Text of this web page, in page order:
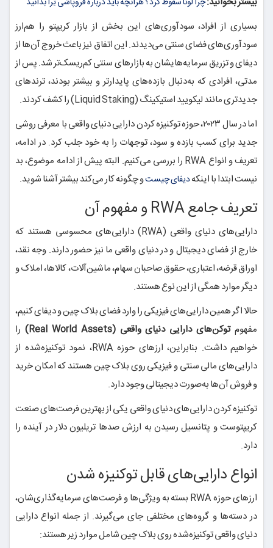
بسیاری از افراد، سودآوری‌های این بخش از بازار کریپتو را هم‌ارز
سودآوری‌های فضای سنتی می‌دیدند. این اتفاق نیز باعث خروج آن‌ها از
دیفای و تزریق سرمایه‌هایشان به بازارهای سنتی کم‌ریسک‌تر شد. پس از
مدتی، افرادی که به‌دنبال بازده‌های پایدارتر و بیشتر بودند، ترندهای
جدیدتری مانند لیکویید استیکینگ (Liquid Staking) را کشف کردند.
اما در سال ۲۰۲۳، حوزه توکنیزه کردن دارایی دنیای واقعی با معرفی روشی
جدید برای کسب بازده و سود، توجهات را به خود جلب کرد. در ادامه،
تعریف و انواع RWA را بررسی می‌کنیم. البته پیش از ادامه موضوع، بد
نیست ابتدا با اینکهدیفای چیستو چگونه کار می‌کند بیشتر آشنا شوید.
تعریف جامع RWA و مفهوم آن
دارایی‌های دنیای واقعی (RWA) دارایی‌های محسوسی هستند که
خارج از فضای دیجیتال و در دنیای واقعی ما نیز حضور دارند. وجه نقد،
اوراق قرضه، اعتباری، حقوق صاحبان سهام، ماشین‌آلات، کالاها، املاک و
دیگر موارد همگی از این نوع هستند.
حالا اگر همین دارایی‌های فیزیکی را وارد فضای بلاک چین و دیفای کنیم،
مفهومتوکن‌های دارایی دنیای واقعی (Real World Assets)
را
خواهیم داشت. بنابراین، ارزهای حوزه RWA، نمود توکنیزه‌شده از
دارایی‌های مالی سنتی و فیزیکی روی بلاک چین هستند که امکان خرید
و فروش آن‌ها به‌صورت دیجیتالی وجود دارد.
توکنیزه کردن دارایی‌های دنیای واقعی یکی از بهترین فرصت‌های صنعت
کریپتوست و پتانسیل رسیدن به ارزش صدها تریلیون دلار در آینده را
دارد.
انواع دارایی‌های قابل توکنیزه شدن
ارزهای حوزه RWA بسته به ویژگی‌ها و فرصت‌های سرمایه‌گذاری‌شان،
در دسته‌ها و گروه‌های مختلفی جای می‌گیرند. از جمله انواع دارایی
دنیای واقعی توکنیزه‌شده روی بلاک چین شامل موارد زیر هستند: